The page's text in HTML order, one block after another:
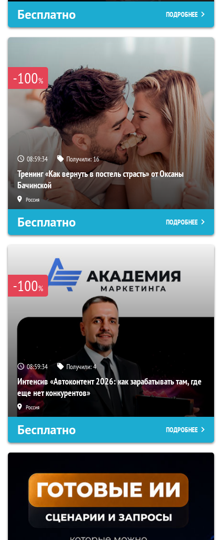
Бесплатно ПОДРОБНЕЕ
-100%
08:59:34 Получили:16
Тренинг «Как вернуть в постель страсть» от Оксаны
Бачинской
Россия
Бесплатно ПОДРОБНЕЕ
-100%
08:59:34 Получили:4
Интенсив «Автоконтент 2026: как зарабатывать там, где
еще нет конкурентов»
Россия
Бесплатно ПОДРОБНЕЕ